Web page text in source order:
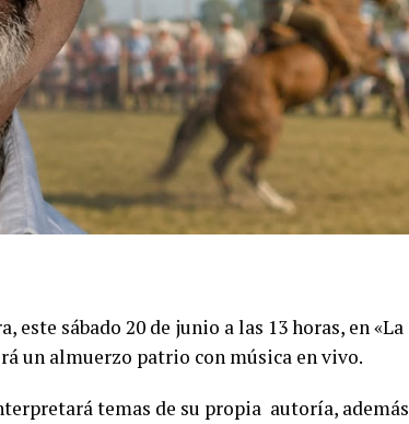
este sábado 20 de junio a las 13 horas, en «La
un almuerzo patrio con música en vivo.
temas de su propia autoría, además